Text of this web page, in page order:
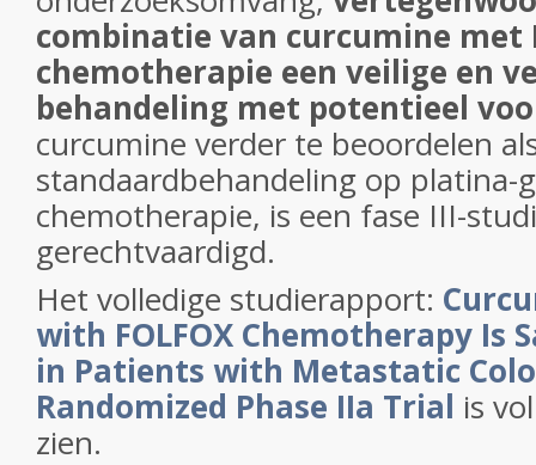
combinatie van curcumine met
chemotherapie een veilige en
behandeling met potentieel
curcumine verder te beoordelen
standaardbehandeling op platina-
chemotherapie, is een fase III-
gerechtvaardigd.
Het volledige studierapport:
with FOLFOX Chemotherapy Is
in Patients with Metastatic
Randomized Phase IIa Trial is
zien.